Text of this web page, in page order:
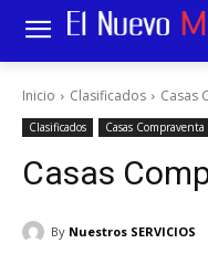
Inicio Clasificados Casas
Clasificados Casas Compraventa
Casas
By Nuestros SERVICIOS